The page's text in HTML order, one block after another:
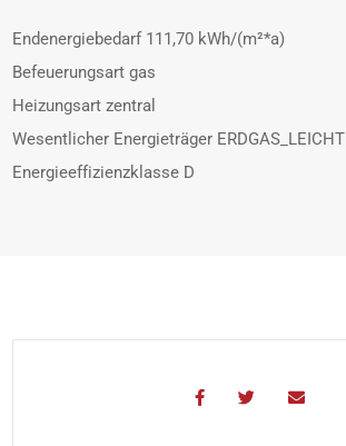
Endenergiebedarf 111,70 kWh/(m²*a)
Befeuerungsart gas
Heizungsart zentral
Wesentlicher Energieträger ERDGAS_LEICHT
Energieeffizienzklasse D